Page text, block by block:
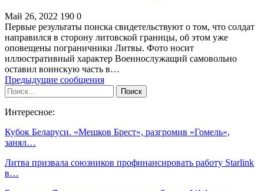
Май 26, 2022 190 0
Первые результаты поиска свидетельствуют о том, что солдат
направился в сторону литовской границы, об этом уже
оповещены пограничники Литвы. Фото носит
иллюстративный характер Военнослужащий самовольно
оставил воинскую часть в…
Предыдущие сообщения
Интересное:
Кубок Беларуси. «Мешков Брест», разгромив «Гомель»,
занял…
Литва призвала союзников профинансировать работу Starlink
в…